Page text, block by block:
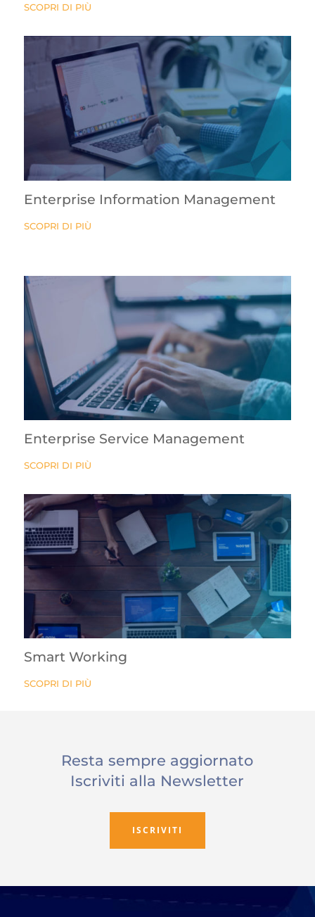
SCOPRI DI PIÙ
Enterprise Information Management
SCOPRI DI PIÙ
Enterprise Service Management
SCOPRI DI PIÙ
Smart Working
SCOPRI DI PIÙ
Resta sempre aggiornato
Iscriviti alla Newsletter
ISCRIVITI